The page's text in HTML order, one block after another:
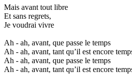
Mais avant tout libre
Et sans regrets,
Je voudrai vivre
Ah - ah, avant, que passe le temps
Ah - ah, avant, tant qu’il est encore
Ah - ah, avant, que passe le temps
Ah - ah, avant, tant qu’il est encore